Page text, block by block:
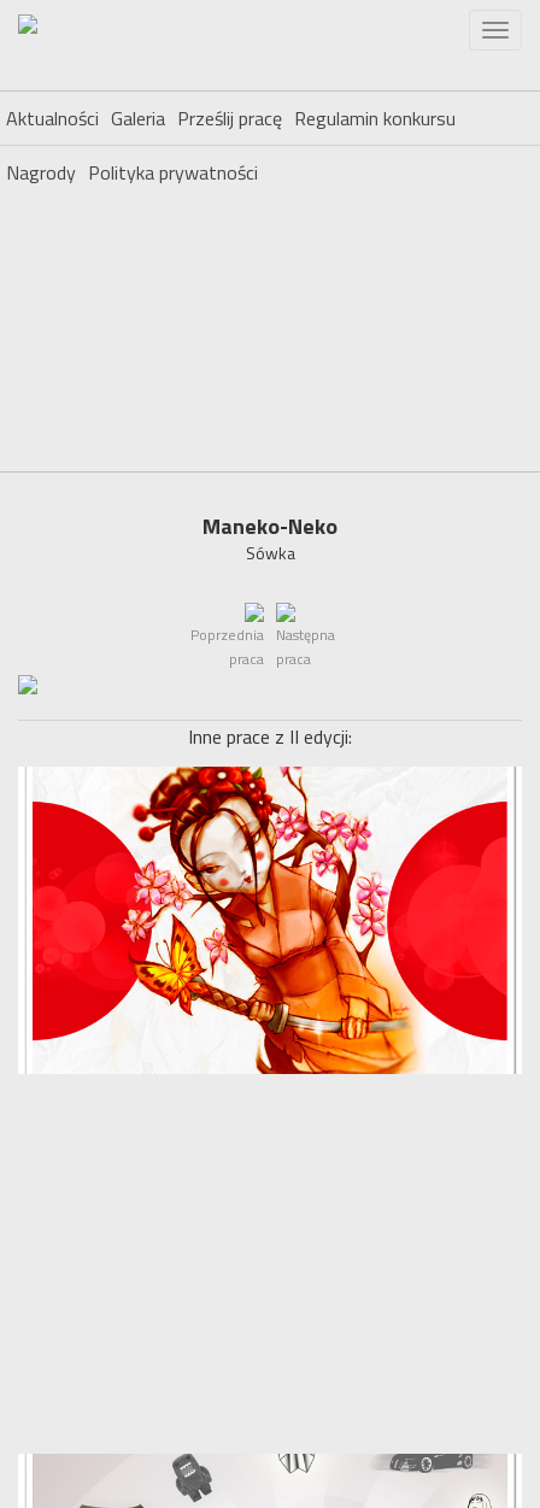
Aktualności Galeria Prześlij pracę Regulamin konkursu
Nagrody Polityka prywatności
Maneko-Neko
Sówka
Poprzednia
praca
Następna
praca
Inne prace z II edycji: